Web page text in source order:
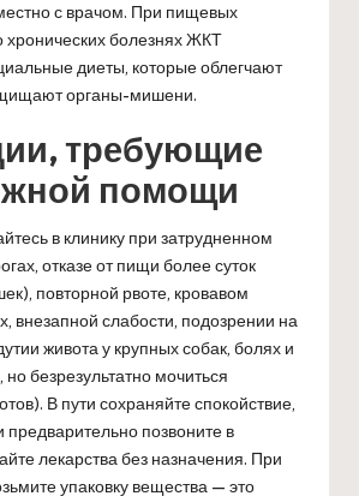
с врачом. При пищевых
хронических болезнях ЖКТ
диеты, которые облегчают
органы-мишени.
требующие
помощи
в клинику при затрудненном
отказе от пищи более суток
повторной рвоте, кровавом
внезапной слабости, подозрении на
живота у крупных собак, болях и
но безрезультатно мочиться
В пути сохраняйте спокойствие,
предварительно позвоните в
лекарства без назначения. При
упаковку вещества — это